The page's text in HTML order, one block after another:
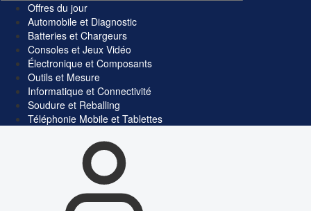
Offres du jour
Automobile et Diagnostic
Batteries et Chargeurs
Consoles et Jeux Vidéo
Électronique et Composants
Outils et Mesure
Informatique et Connectivité
Soudure et Reballing
Téléphonie Mobile et Tablettes